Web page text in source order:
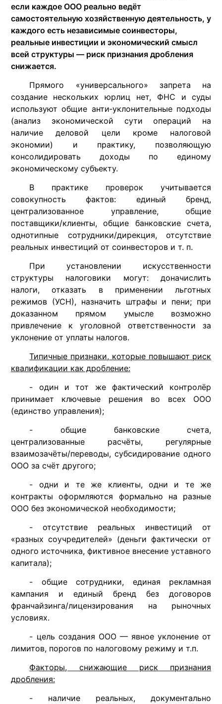
если каждое ООО реально ведёт
самостоятельную хозяйственную деятельность, у
каждого есть независимые соинвесторы,
реальные инвестиции и экономический смысл
всей структуры — риск признания дробления
снижается.
Прямого «универсального» запрета на
создание нескольких юрлиц нет, ФНС и суды
используют общие анти‑уклонительные подходы
(анализ экономической сути операций на
наличие деловой цели кроме налоговой
экономии) и практику, позволяющую
консолидировать доходы по единому
экономическому субъекту.
В практике проверок учитывается
совокупность фактов: единый бренд,
централизованное управление, общие
поставщики/клиенты, общие банковские счета,
однотипные сотрудники/дирекция, отсутствие
реальных инвестиций от соинвесторов и т. п.
При установлении искусственности
структуры налоговики могут: доначислить
налоги, отказать в применении льготных
режимов (УСН), назначить штрафы и пени; при
доказанном прямом умысле возможно
привлечение к уголовной ответственности за
уклонение от уплаты налогов.
Типичные признаки, которые повышают риск
квалификации как дробление:
- один и тот же фактический контролёр
принимает ключевые решения во всех ООО
(единство управления);
- общие банковские счета,
централизованные расчёты, регулярные
взаимозачёты/переводы, субсидирование одного
ООО за счёт другого;
- одни и те же клиенты, одни и те же
контракты оформляются формально на разные
ООО без экономической необходимости;
- отсутствие реальных инвестиций от
«разных соучредителей» (деньги фактически от
одного источника, фиктивное внесение уставного
капитала);
- общие сотрудники, единая рекламная
кампания и единый бренд без договоров
франчайзинга/лицензирования на рыночных
условиях.
- цель создания ООО — явное уклонение от
лимитов, порогов по налоговому режиму и т.п.
Факторы, снижающие риск признания
дробления:
- наличие реальных, документально